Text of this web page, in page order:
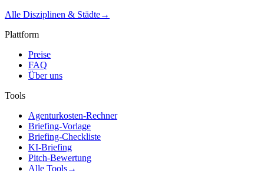
Alle Disziplinen & Städte→
Plattform
Preise
FAQ
Über uns
Tools
Agenturkosten-Rechner
Briefing-Vorlage
Briefing-Checkliste
KI-Briefing
Pitch-Bewertung
Alle Tools→